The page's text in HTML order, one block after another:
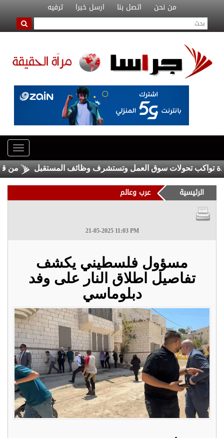
من نحن اتصل بنا ارسل خبرا ترفيه
من قال إن
الرئيسية عرب وعالم
21-05-2025 11:03 PM
مسؤول فلسطيني يكشف
تفاصيل اطلاق النار على وفد
دبلوماسي